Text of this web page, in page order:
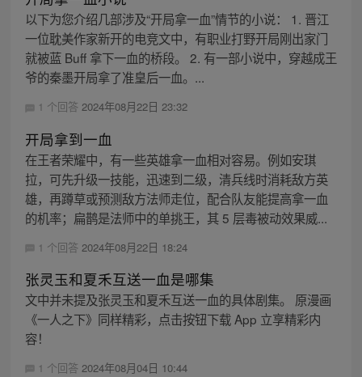
以下为您介绍几部涉及“开局拿一血”情节的小说： 1. 晋江
一位耽美作家新开的电竞文中，有职业打野开局刚出家门
就被蓝 Buff 拿下一血的桥段。 2. 有一部小说中，穿越成王
爷的秦墨开局拿了准皇后一血。...
1 个回答 2024年08月22日 23:32
开局拿到一血
在王者荣耀中，有一些英雄拿一血相对容易。例如安琪
拉，可先升级一技能，迅速到二级，清兵线时消耗敌方英
雄，再蹲草或预测敌方法师走位，配合队友能提高拿一血
的机率；扁鹊是法师中的单挑王，其 5 层毒被动效果威...
1 个回答 2024年08月22日 18:24
张灵玉和夏禾互送一血是哪集
文中并未提及张灵玉和夏禾互送一血的具体剧集。 原漫画
《一人之下》同样精彩，点击按钮下载 App 立享精彩内
容！
1 个回答 2024年08月04日 10:44